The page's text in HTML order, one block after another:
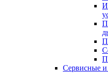
Сервисные и